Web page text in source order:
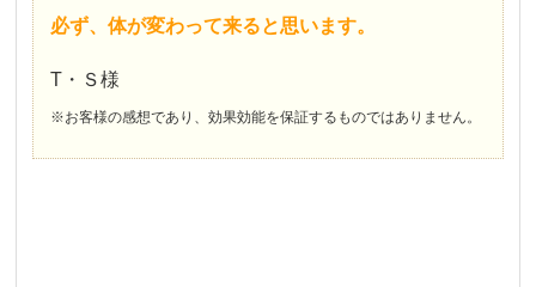
必ず、体が変わって来ると思います。
T・Ｓ様
※お客様の感想であり、効果効能を保証するものではありません。